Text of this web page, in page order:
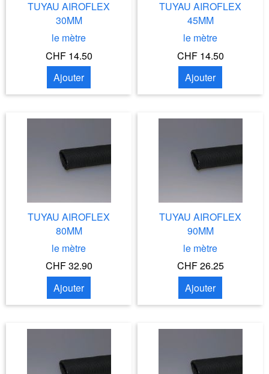
TUYAU AIROFLEX
30MM
le mètre
CHF 14.50
Ajouter
TUYAU AIROFLEX
45MM
le mètre
CHF 14.50
Ajouter
TUYAU AIROFLEX
80MM
le mètre
CHF 32.90
Ajouter
TUYAU AIROFLEX
90MM
le mètre
CHF 26.25
Ajouter